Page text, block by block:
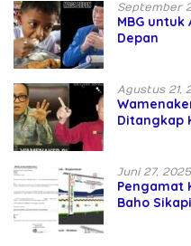
September
MBG untuk
Depan
Agustus 21,
Ditangkap
Juni 27, 2025
Pengamat
Baho